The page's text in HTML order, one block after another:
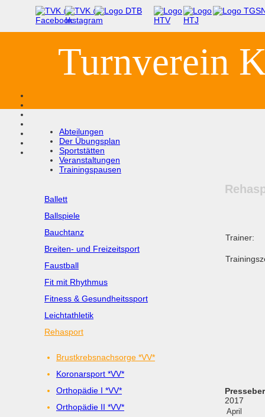
Turnverein
Abteilungen
Der Übungsplan
Sportstätten
Veranstaltungen
Trainingspausen
Ballett
Ballspiele
Bauchtanz
Breiten- und Freizeitsport
Faustball
Fit mit Rhythmus
Fitness & Gesundheitssport
Leichtathletik
Rehasport
Brustkrebsnachsorge *VV*
Koronarsport *VV*
Orthopädie I *VV*
Orthopädie II *VV*
Trainer:
2017
April